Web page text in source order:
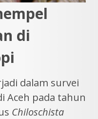
di
dalam survei
Aceh pada tahun
Chiloschista